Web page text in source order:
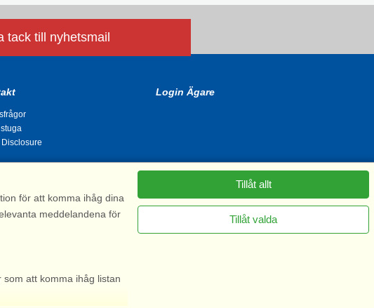
tack till nyhetsmail
Login Ägare
för att komma ihåg dina
meddelandena för
att komma ihåg listan
Tillåt allt
Tillåt valda